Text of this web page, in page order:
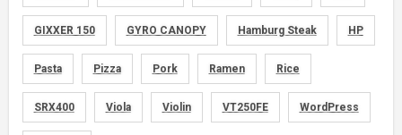
graphics (134)
memo
motorcycle (149)
GIXXER 150 GYRO CANOPY Hamburg Steak HP
Pasta Pizza Pork Ramen Rice
SRX400 Viola Violin VT250FE WordPress